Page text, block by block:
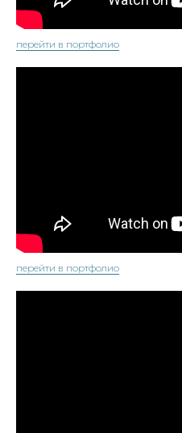
перейти в портфолио
перейти в портфолио